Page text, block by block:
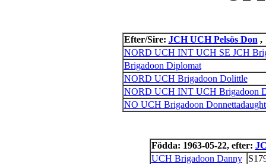
Efter/Sire: JCH UCH Pelsös Don ,
NORD UCH INT UCH SE JCH
Brigadoon Diplomat
NORD UCH Brigadoon Dolittle
NORD UCH INT UCH Brigadoon
NO UCH Brigadoon
Födda: 1963-05-22, efter:
UCH Brigadoon Danny